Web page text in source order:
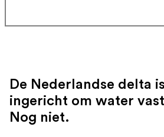
De Nederlandse delta
ingericht om water
Nog niet.